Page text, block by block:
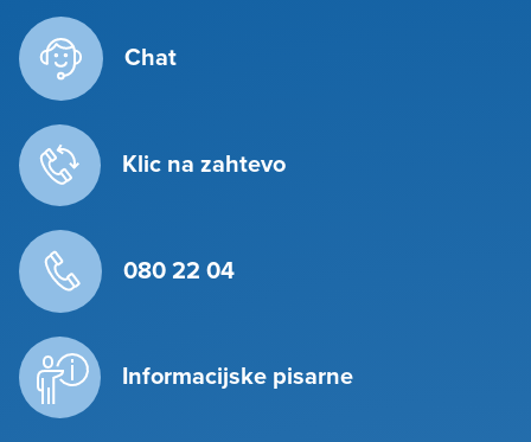
Chat
Klic na zahtevo
080 22 04
Informacijske pisarne